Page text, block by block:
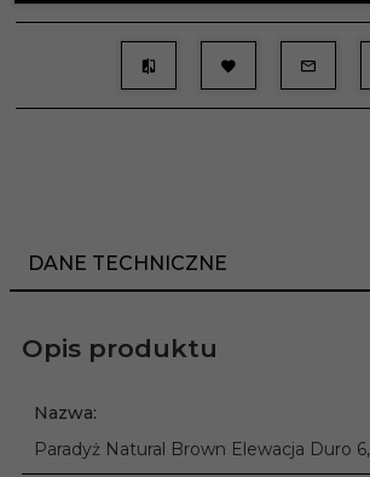
DANE TECHNICZNE
Opis produktu
Nazwa:
Paradyż Natural Brown Elewacja Duro